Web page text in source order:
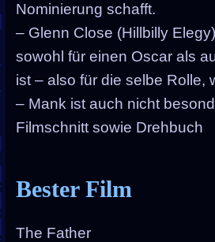
Nominierung schafft.
– Glenn Close (Hillbilly
sowohl für einen Oscar als
ist – also für die selbe Rolle,
– Mank ist auch nicht
Filmschnitt sowie Drehbuch
Bester Film
The Father